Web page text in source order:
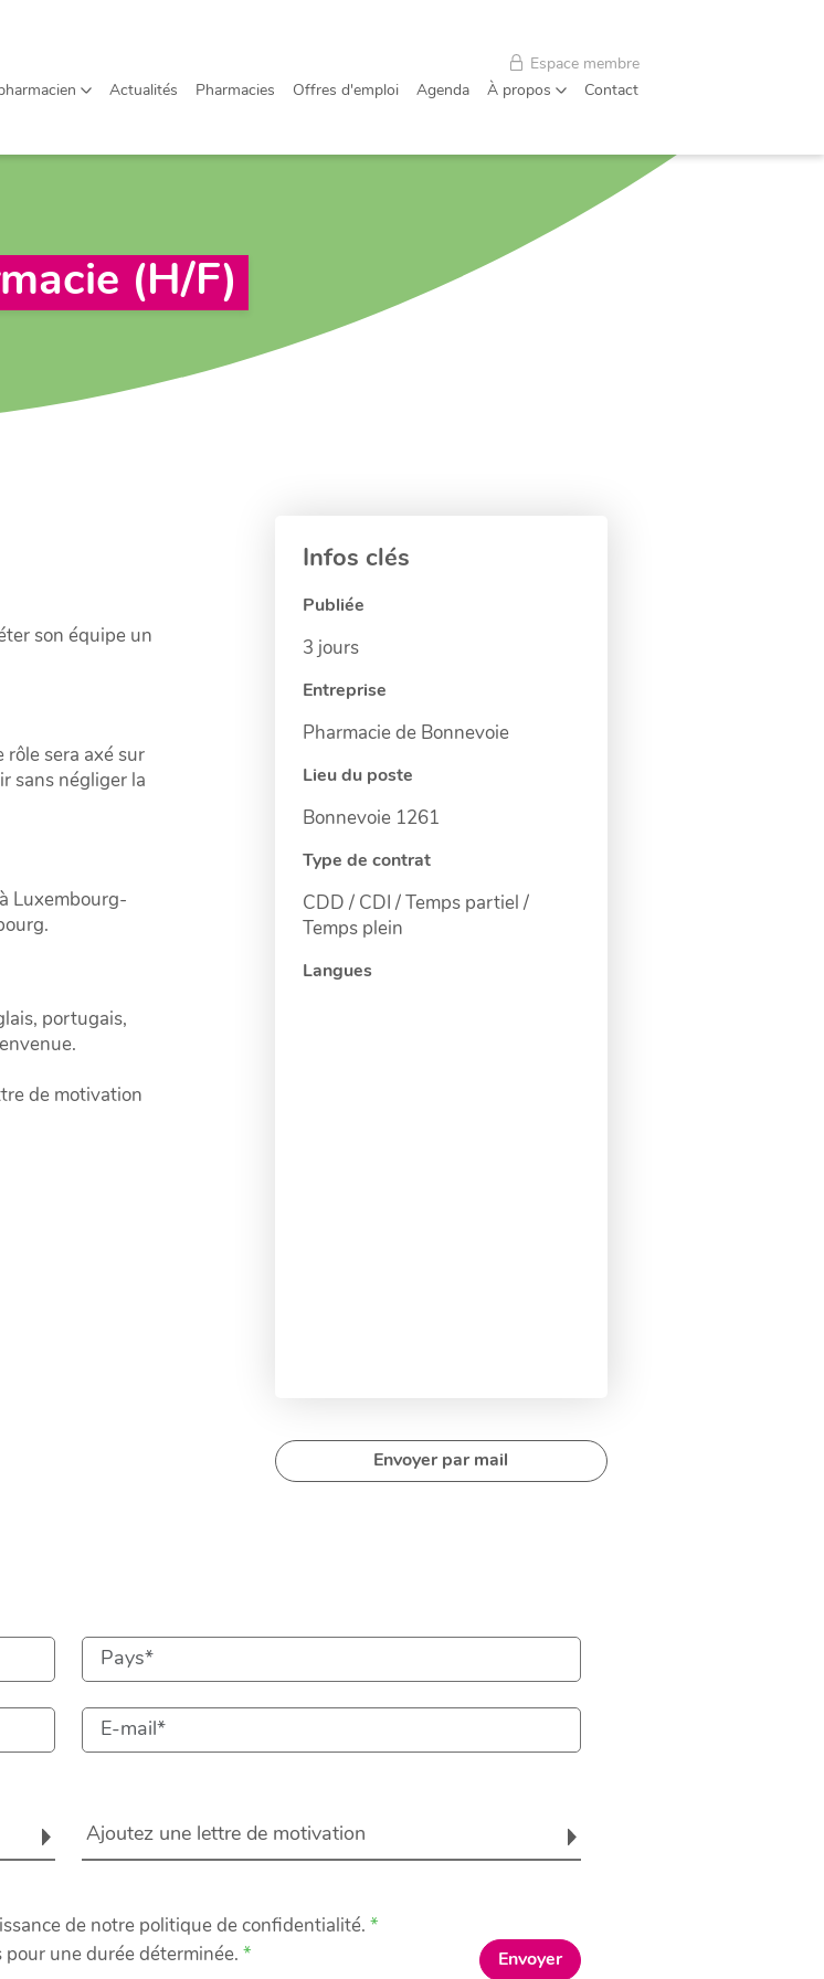
Actualités Pharmacies Offres d'emploi Agenda À propos Contact
Espace membre
Contact
(H/F)
son équipe un
rôle sera axé sur
sans négliger la
Luxembourg-
portugais,
de motivation
Infos clés
Publiée
3 jours
Entreprise
Pharmacie de Bonnevoie
Lieu du poste
Bonnevoie 1261
Type de contrat
CDD / CDI / Temps partiel /
Temps plein
Langues
Envoyer par mail
Ajoutez une lettre de motivation
de notre politique de confidentialité.
pour une durée déterminée.
Envoyer